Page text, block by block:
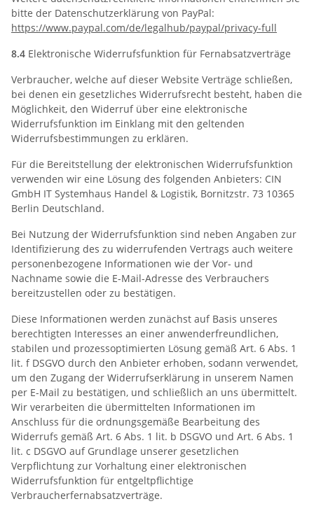
bitte der Datenschutzerklärung von PayPal:
https://www.paypal.com/de/legalhub/paypal/privacy-full
8.4 Elektronische Widerrufsfunktion für Fernabsatzverträge
Verbraucher, welche auf dieser Website Verträge schließen,
bei denen ein gesetzliches Widerrufsrecht besteht, haben die
Möglichkeit, den Widerruf über eine elektronische
Widerrufsfunktion im Einklang mit den geltenden
Widerrufsbestimmungen zu erklären.
Für die Bereitstellung der elektronischen Widerrufsfunktion
verwenden wir eine Lösung des folgenden Anbieters: CIN
GmbH IT Systemhaus Handel & Logistik, Bornitzstr. 73 10365
Berlin Deutschland.
Bei Nutzung der Widerrufsfunktion sind neben Angaben zur
Identifizierung des zu widerrufenden Vertrags auch weitere
personenbezogene Informationen wie der Vor- und
Nachname sowie die E-Mail-Adresse des Verbrauchers
bereitzustellen oder zu bestätigen.
Diese Informationen werden zunächst auf Basis unseres
berechtigten Interesses an einer anwenderfreundlichen,
stabilen und prozessoptimierten Lösung gemäß Art. 6 Abs. 1
lit. f DSGVO durch den Anbieter erhoben, sodann verwendet,
um den Zugang der Widerrufserklärung in unserem Namen
per E-Mail zu bestätigen, und schließlich an uns übermittelt.
Wir verarbeiten die übermittelten Informationen im
Anschluss für die ordnungsgemäße Bearbeitung des
Widerrufs gemäß Art. 6 Abs. 1 lit. b DSGVO und Art. 6 Abs. 1
lit. c DSGVO auf Grundlage unserer gesetzlichen
Verpflichtung zur Vorhaltung einer elektronischen
Widerrufsfunktion für entgeltpflichtige
Verbraucherfernabsatzverträge.